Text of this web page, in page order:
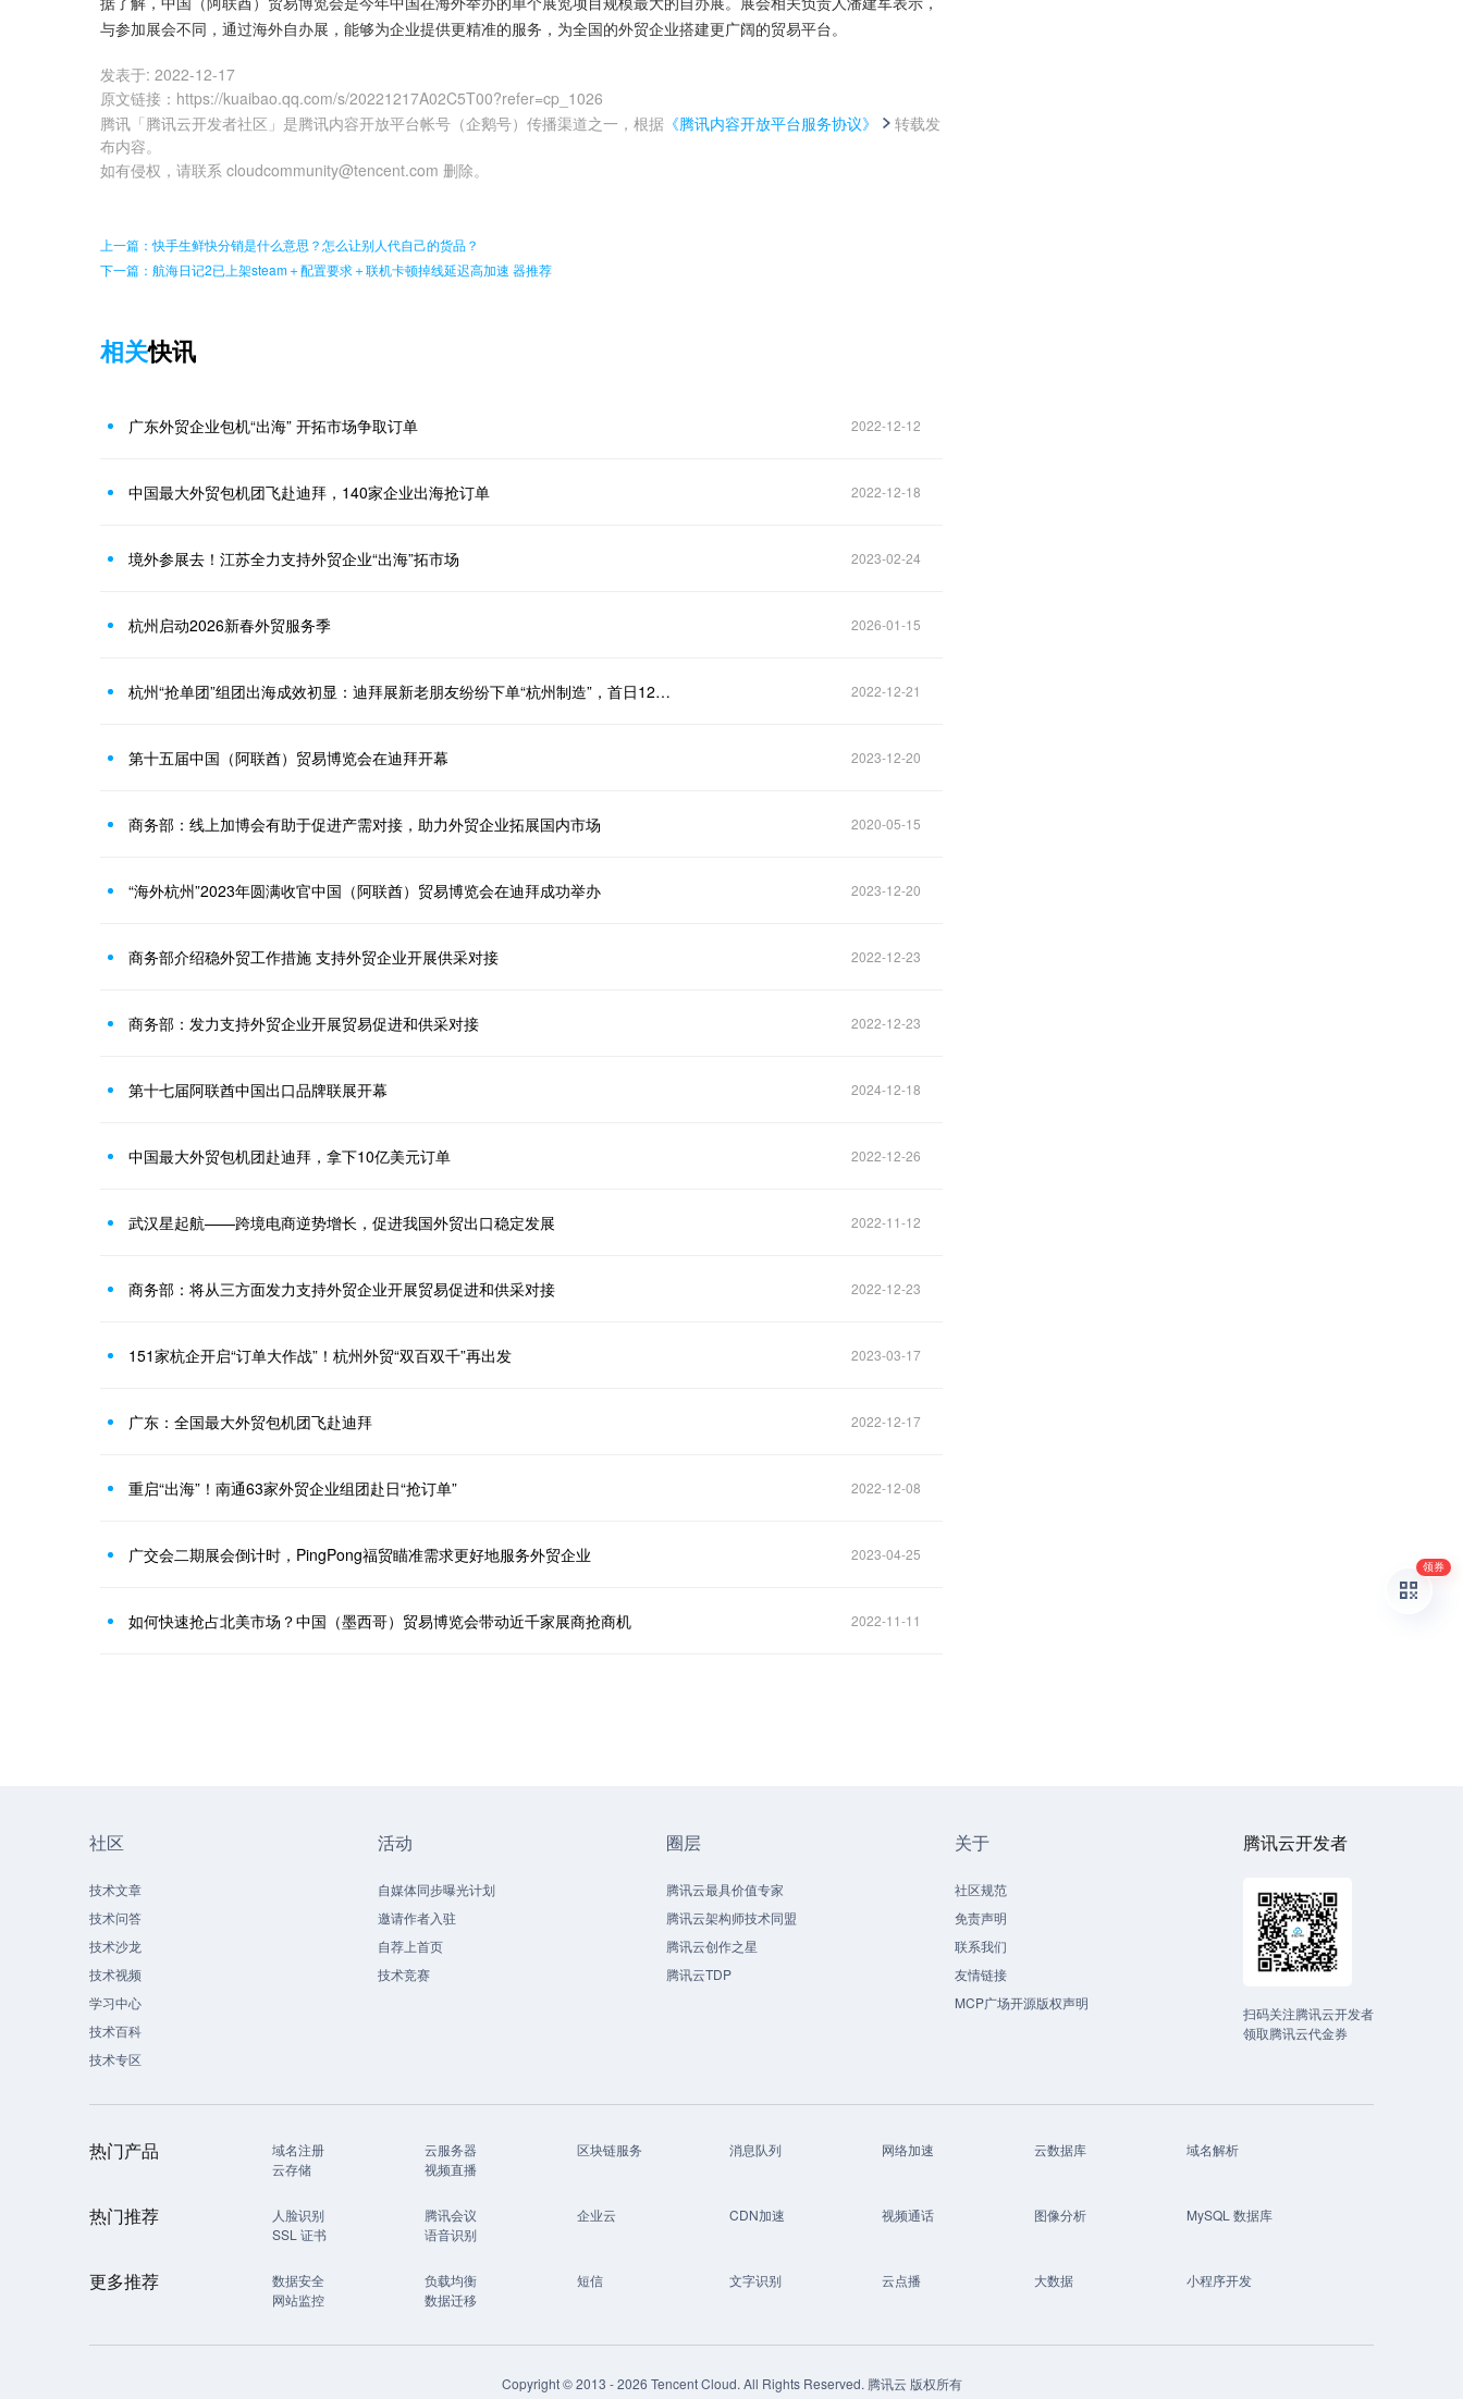
与参加展会不同，通过海外自办展，能够为企业提供更精准的服务，为全国的外贸企业搭建更广阔的贸易平台。
发表于: 2022-12-17
原文链接 ： https://kuaibao.qq.com/s/20221217A02C5T00?refer=cp_1026
腾讯「腾讯云开发者社区」是腾讯内容开放平台帐号（企鹅号）传播渠道之一，根据 《腾讯内容开放平台服务协议》
转载发
布内容。
如有侵权，请联系 cloudcommunity@tencent.com 删除。
上一篇：快手生鲜快分销是什么意思？怎么让别人代自己的货品？
下一篇：航海日记2已上架steam＋配置要求＋联机卡顿掉线延迟高加速 器推荐
相关快讯
广东外贸企业包机“出海” 开拓市场争取订单 2022-12-12
中国最大外贸包机团飞赴迪拜，140家企业出海抢订单 2022-12-18
境外参展去！江苏全力支持外贸企业“出海”拓市场 2023-02-24
杭州启动2026新春外贸服务季 2026-01-15
杭州“抢单团”组团出海成效初显：迪拜展新老朋友纷纷下单“杭州制造”，首日126家参展企业共意向成交2.5亿美元 2022-12-21
第十五届中国（阿联酋）贸易博览会在迪拜开幕 2023-12-20
商务部：线上加博会有助于促进产需对接，助力外贸企业拓展国内市场 2020-05-15
“海外杭州”2023年圆满收官中国（阿联酋）贸易博览会在迪拜成功举办 2023-12-20
商务部介绍稳外贸工作措施 支持外贸企业开展供采对接 2022-12-23
商务部：发力支持外贸企业开展贸易促进和供采对接 2022-12-23
第十七届阿联酋中国出口品牌联展开幕 2024-12-18
中国最大外贸包机团赴迪拜，拿下10亿美元订单 2022-12-26
武汉星起航——跨境电商逆势增长，促进我国外贸出口稳定发展 2022-11-12
商务部：将从三方面发力支持外贸企业开展贸易促进和供采对接 2022-12-23
151家杭企开启“订单大作战”！杭州外贸“双百双千”再出发 2023-03-17
广东：全国最大外贸包机团飞赴迪拜 2022-12-17
重启“出海”！南通63家外贸企业组团赴日“抢订单” 2022-12-08
广交会二期展会倒计时，PingPong福贸瞄准需求更好地服务外贸企业 2023-04-25
如何快速抢占北美市场？中国（墨西哥）贸易博览会带动近千家展商抢商机 2022-11-11
社区
技术文章
技术问答
技术沙龙
技术视频
学习中心
技术百科
技术专区
活动
自媒体同步曝光计划
邀请作者入驻
自荐上首页
技术竞赛
圈层
腾讯云最具价值专家
腾讯云架构师技术同盟
腾讯云创作之星
腾讯云TDP
关于
社区规范
免责声明
联系我们
友情链接
MCP广场开源版权声明
腾讯云开发者
扫码关注腾讯云开发者
领取腾讯云代金券
热门产品 域名注册 云服务器 区块链服务 消息队列 网络加速 云数据库
域名解析
云存储
视频直播
热门推荐 人脸识别 腾讯会议 企业云 CDN加速 视频通话 图像分析
MySQL 数据库
SSL 证书
语音识别
更多推荐 数据安全 负载均衡 短信 文字识别 云点播 大数据
小程序开发
网站监控
数据迁移
Copyright © 2013 -2026 Tencent Cloud. All Rights Reserved. 腾讯云 版权所有
领券